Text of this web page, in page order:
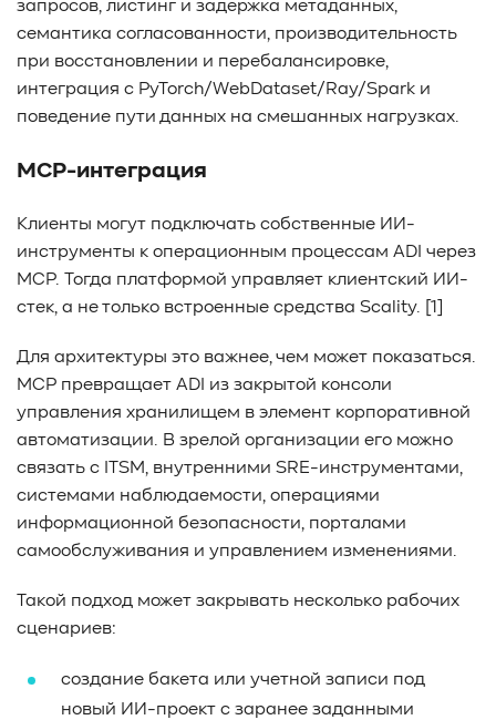
запросов, листинг и задержка метаданных,
семантика согласованности, производительность
при восстановлении и перебалансировке,
интеграция с PyTorch/WebDataset/Ray/Spark и
поведение пути данных на смешанных нагрузках.
MCP-интеграция
Клиенты могут подключать собственные ИИ-
инструменты к операционным процессам ADI через
MCP. Тогда платформой управляет клиентский ИИ-
стек, а не только встроенные средства Scality. [1]
Для архитектуры это важнее, чем может показаться.
MCP превращает ADI из закрытой консоли
управления хранилищем в элемент корпоративной
автоматизации. В зрелой организации его можно
связать с ITSM, внутренними SRE-инструментами,
системами наблюдаемости, операциями
информационной безопасности, порталами
самообслуживания и управлением изменениями.
Такой подход может закрывать несколько рабочих
сценариев:
создание бакета или учетной записи под
новый ИИ-проект с заранее заданными